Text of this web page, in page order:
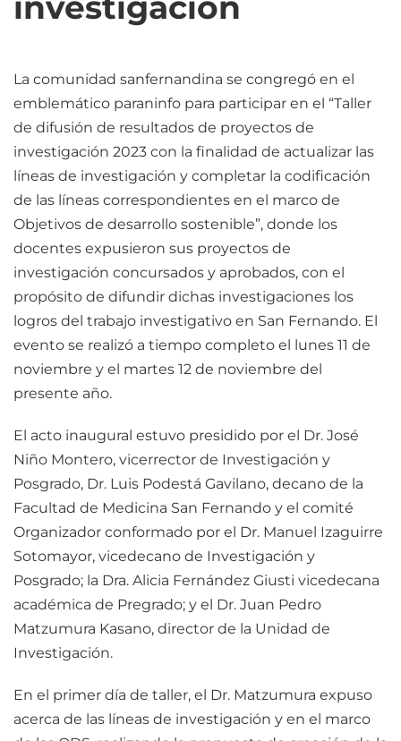
La comunidad sanfernandina se congregó en el
emblemático paraninfo para participar en el “Taller
de difusión de resultados de proyectos de
investigación 2023 con la finalidad de actualizar las
líneas de investigación y completar la codificación
de las líneas correspondientes en el marco de
Objetivos de desarrollo sostenible”, donde los
docentes expusieron sus proyectos de
investigación concursados y aprobados, con el
propósito de difundir dichas investigaciones los
logros del trabajo investigativo en San Fernando. El
evento se realizó a tiempo completo el lunes 11 de
noviembre y el martes 12 de noviembre del
presente año.
El acto inaugural estuvo presidido por el Dr. José
Niño Montero, vicerrector de Investigación y
Posgrado, Dr. Luis Podestá Gavilano, decano de la
Facultad de Medicina San Fernando y el comité
Organizador conformado por el Dr. Manuel Izaguirre
Sotomayor, vicedecano de Investigación y
Posgrado; la Dra. Alicia Fernández Giusti vicedecana
académica de Pregrado; y el Dr. Juan Pedro
Matzumura Kasano, director de la Unidad de
Investigación.
En el primer día de taller, el Dr. Matzumura expuso
acerca de las líneas de investigación y en el marco